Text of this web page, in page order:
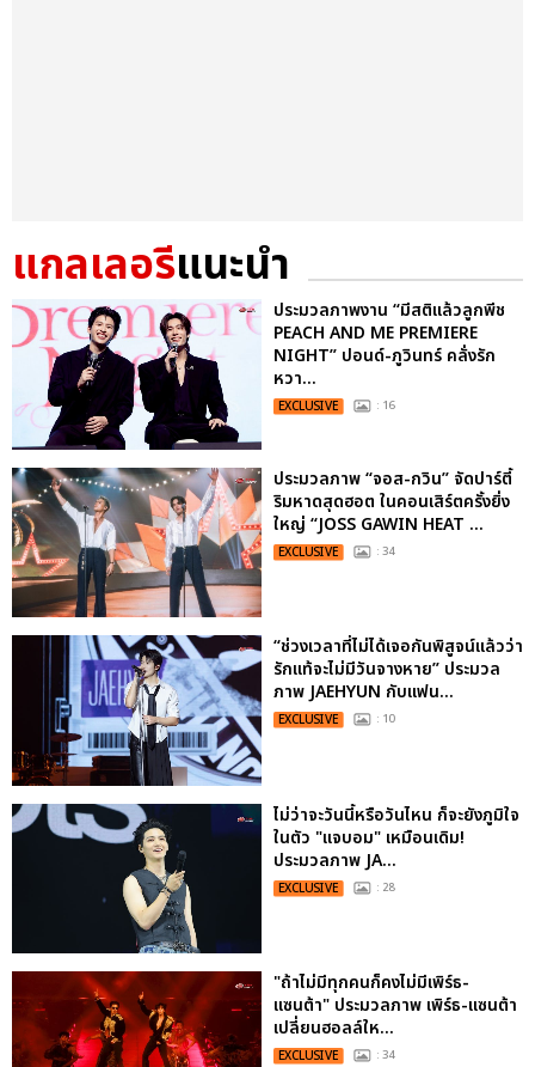
แกลเลอรีแนะนำ
ประมวลภาพงาน “มีสติแล้วลูกพีช
PEACH AND ME PREMIERE
NIGHT” ปอนด์-ภูวินทร์ คลั่งรัก
หวา...
EXCLUSIVE : 16
ประมวลภาพ “จอส-กวิน” จัดปาร์ตี้
ริมหาดสุดฮอต ในคอนเสิร์ตครั้งยิ่ง
ใหญ่ “JOSS GAWIN HEAT ...
EXCLUSIVE : 34
“ช่วงเวลาที่ไม่ได้เจอกันพิสูจน์แล้วว่า
รักแท้จะไม่มีวันจางหาย” ประมวล
ภาพ JAEHYUN กับแฟน...
EXCLUSIVE : 10
ไม่ว่าจะวันนี้หรือวันไหน ก็จะยังภูมิใจ
ในตัว "แจบอม" เหมือนเดิม!
ประมวลภาพ JA...
EXCLUSIVE : 28
"ถ้าไม่มีทุกคนก็คงไม่มีเพิร์ธ-
แซนต้า" ประมวลภาพ เพิร์ธ-แซนต้า
เปลี่ยนฮอลล์ให...
EXCLUSIVE : 34